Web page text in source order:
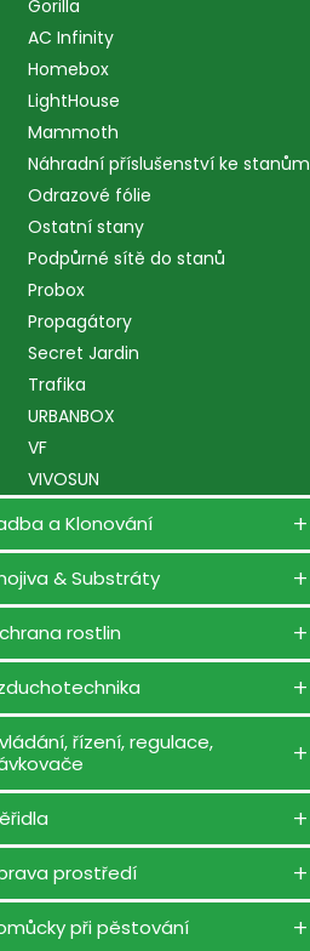
Gorilla
AC Infinity
Homebox
LightHouse
Mammoth
Náhradní příslušenství ke stanům
Odrazové fólie
Ostatní stany
Podpůrné sítě do stanů
Probox
Propagátory
Secret Jardin
Trafika
URBANBOX
VF
VIVOSUN
a Klonování
& Substráty
rostlin
řízení, regulace,
prostředí
při pěstování